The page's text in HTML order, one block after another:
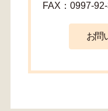
FAX：0997-